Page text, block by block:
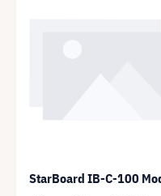
StarBoard IB-C-100